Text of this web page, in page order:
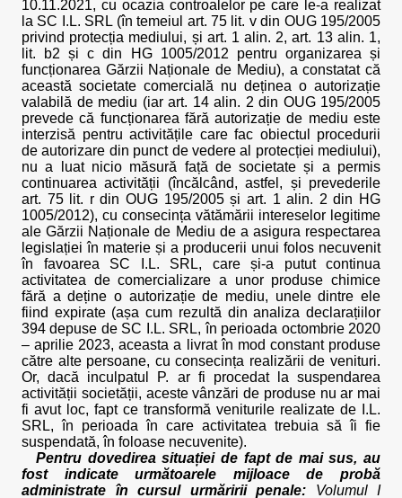
10.11.2021, cu ocazia controalelor pe care le-a realizat
la SC I.L. SRL (în temeiul art. 75 lit. v din OUG 195/2005
privind protecția mediului, și art. 1 alin. 2, art. 13 alin. 1,
lit. b2 și c din HG 1005/2012 pentru organizarea și
funcționarea Gărzii Naționale de Mediu), a constatat că
această societate comercială nu deținea o autorizație
valabilă de mediu (iar art. 14 alin. 2 din OUG 195/2005
prevede că funcționarea fără autorizație de mediu este
interzisă pentru activitățile care fac obiectul procedurii
de autorizare din punct de vedere al protecției mediului),
nu a luat nicio măsură față de societate și a permis
continuarea activității (încălcând, astfel, și prevederile
art. 75 lit. r din OUG 195/2005 și art. 1 alin. 2 din HG
1005/2012), cu consecința vătămării intereselor legitime
ale Gărzii Naționale de Mediu de a asigura respectarea
legislației în materie și a producerii unui folos necuvenit
în favoarea SC I.L. SRL, care și-a putut continua
activitatea de comercializare a unor produse chimice
fără a deține o autorizație de mediu, unele dintre ele
fiind expirate (așa cum rezultă din analiza declarațiilor
394 depuse de SC I.L. SRL, în perioada octombrie 2020
– aprilie 2023, aceasta a livrat în mod constant produse
către alte persoane, cu consecința realizării de venituri.
Or, dacă inculpatul P. ar fi procedat la suspendarea
activității societății, aceste vânzări de produse nu ar mai
fi avut loc, fapt ce transformă veniturile realizate de I.L.
SRL, în perioada în care activitatea trebuia să îi fie
suspendată, în foloase necuvenite).
Pentru dovedirea situației de fapt de mai sus, au
fost indicate următoarele mijloace de probă
administrate în cursul urmăririi penale:
Volumul I